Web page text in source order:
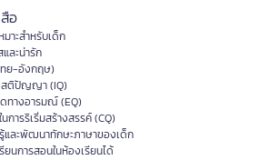
อ
าะสำหรับเด็ก
ละน่ารัก
ทย-อังกฤษ)
สติปัญญา (IQ)
ทางอารมณ์ (EQ)
การริเริ่มสร้างสรรค์ (CQ)
รู้และพัฒนาทักษะภาษาของเด็ก
ยนการสอนในห้องเรียนได้